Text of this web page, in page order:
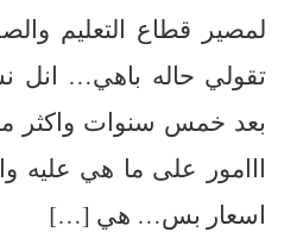
لمصير قطاع التعليم
تقولي حاله باهي…
بعد خمس سنوات
ااامور على ما هي
اسعار بس… هي […]